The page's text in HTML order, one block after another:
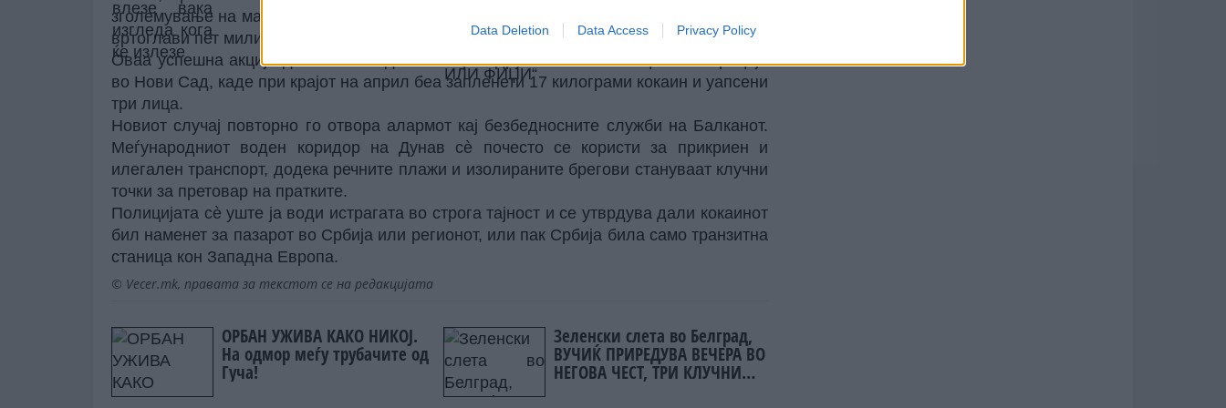
Data Deletion Data Access Privacy Policy
зголемување на масата, вредноста на оваа пратка на уличниот пазар би достигнала
вртоглави пет милиони евра.
Оваа успешна акција доаѓа само еден месец по друга голема полициска операција
во Нови Сад, каде при крајот на април беа запленети 17 килограми кокаин и уапсени
три лица.
Новиот случај повторно го отвора алармот кај безбедносните служби на Балканот.
Меѓународниот воден коридор на Дунав сè почесто се користи за прикриен и
илегален транспорт, додека речните плажи и изолираните брегови стануваат клучни
точки за претовар на пратките.
Полицијата сè уште ја води истрагата во строга тајност и се утврдува дали кокаинот
бил наменет за пазарот во Србија или регионот, или пак Србија била само транзитна
станица кон Западна Европа.
© Vecer.mk, правата за текстот се на редакцијата
ОРБАН УЖИВА КАКО НИКОЈ.
На одмор меѓу трубачите од
Гуча!
Зеленски слета во Белград,
ВУЧИЌ ПРИРЕДУВА ВЕЧЕРА ВО
НЕГОВА ЧЕСТ, ТРИ КЛУЧНИ
ТЕМИ ЗА РАЗГОВОР